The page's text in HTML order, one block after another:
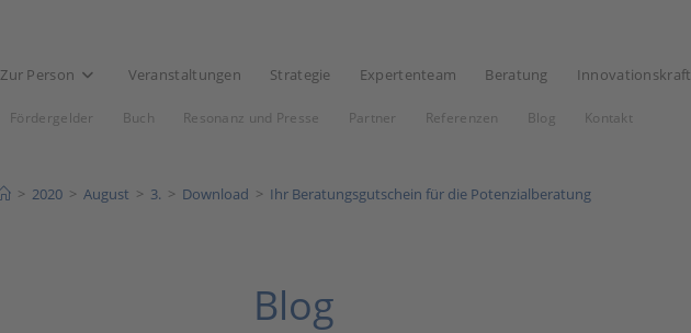
Zur Person Veranstaltungen Strategie Expertenteam Beratung Innovationskraft
Fördergelder Buch Resonanz und Presse Partner Referenzen Blog Kontakt
Blog
> 2020 > August > 3. > Download > Ihr Beratungsgutschein für die Potenzialberatung